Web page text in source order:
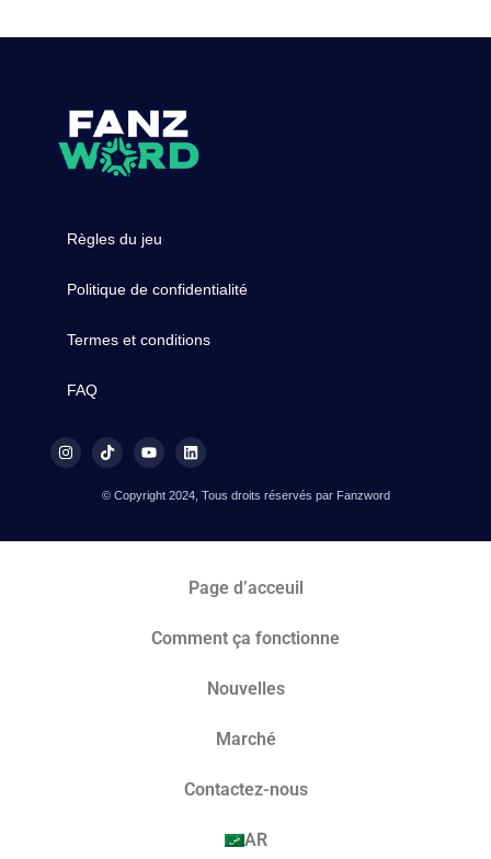
Règles du jeu
Politique de confidentialité
Termes et conditions
FAQ
© Copyright 2024, Tous droits réservés par Fanzword
Page d’acceuil
Comment ça fonctionne
Nouvelles
Marché​
Contactez-nous
AR